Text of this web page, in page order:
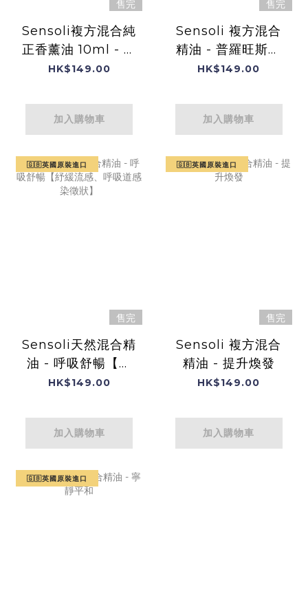
售完
Sensoli複方混合純
正香薰油 10ml - 增
添節日氣氛, 提升愉
口)
HK$149.00
加入購物車
售完
Sensoli 複方混合
精油 - 普羅旺斯風
情
HK$149.00
加入購物車
🇬🇧英國原裝進口
售完
Sensoli天然混合精
油 - 呼吸舒暢【紓
緩流感、呼吸道感
HK$149.00
加入購物車
🇬🇧英國原裝進口
售完
Sensoli 複方混合
精油 - 提升煥發
HK$149.00
加入購物車
🇬🇧英國原裝進口